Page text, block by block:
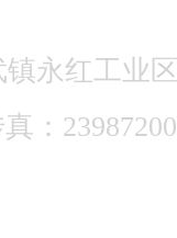
永红工业
：23987200